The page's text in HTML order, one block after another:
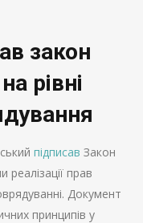
закон
рівні
підписав Закон
прав
Документ
принципів у